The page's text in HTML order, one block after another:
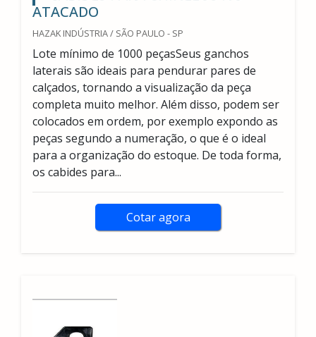
ATACADO
HAZAK INDÚSTRIA / SÃO PAULO - SP
Lote mínimo de 1000 peçasSeus ganchos
laterais são ideais para pendurar pares de
calçados, tornando a visualização da peça
completa muito melhor. Além disso, podem ser
colocados em ordem, por exemplo expondo as
peças segundo a numeração, o que é o ideal
para a organização do estoque. De toda forma,
os cabides para...
Cotar agora